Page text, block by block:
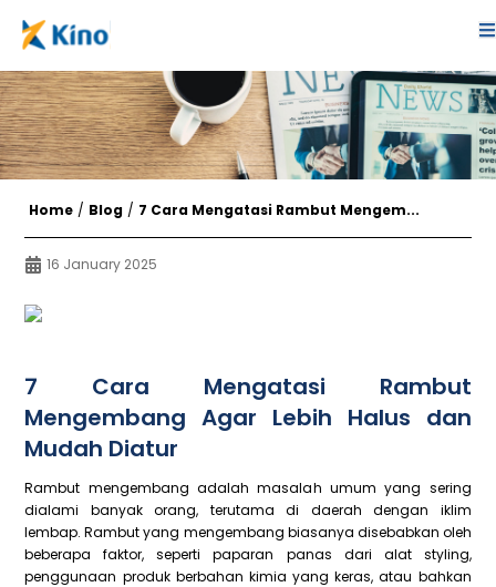
Home / Blog / 7 Cara Mengatasi Rambut Mengem...
16 January 2025
7 Cara Mengatasi Rambut
Mengembang Agar Lebih Halus dan
Mudah Diatur
Rambut mengembang adalah masalah umum yang sering
dialami banyak orang, terutama di daerah dengan iklim
lembap. Rambut yang mengembang biasanya disebabkan oleh
beberapa faktor, seperti paparan panas dari alat styling,
penggunaan produk berbahan kimia yang keras, atau bahkan